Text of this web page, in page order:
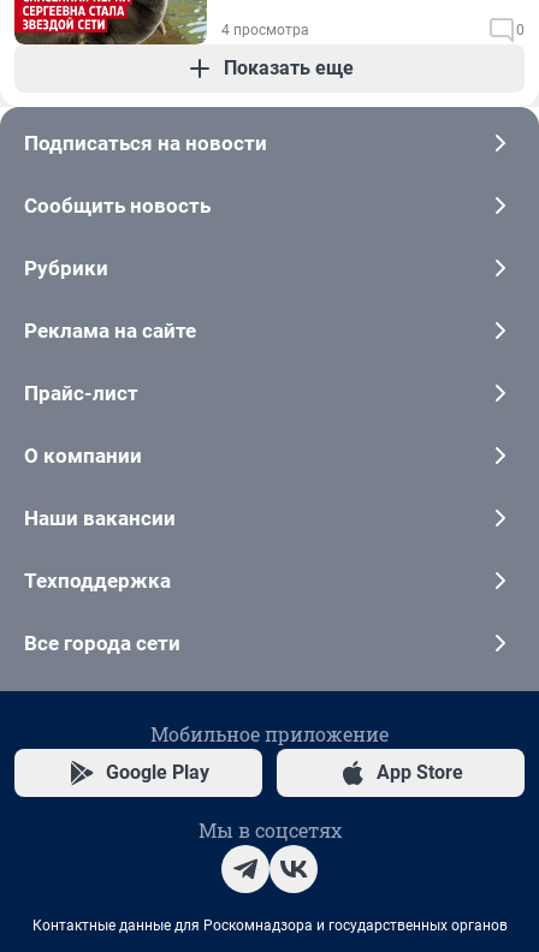
4 просмотра 0
Показать еще
Подписаться на новости
Сообщить новость
Рубрики
Реклама на сайте
Прайс-лист
О компании
Наши вакансии
Техподдержка
Все города сети
Мобильное приложение
Google Play App Store
Мы в соцсетях
Контактные данные для Роскомнадзора и государственных органов